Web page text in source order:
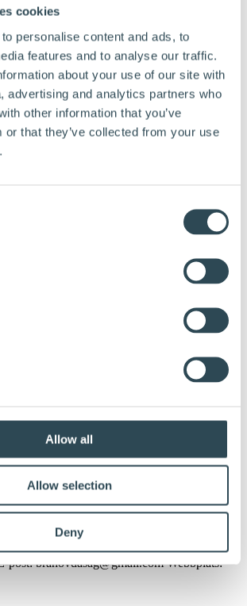
cookies
personalise content and ads, to
features and to analyse our traffic.
about your use of our site with
advertising and analytics partners who
other information that you’ve
or that they’ve collected from your use
Allow all
Allow selection
Deny
Malmköping
2023
post: brahovdasag@gmail.com Webbplats: